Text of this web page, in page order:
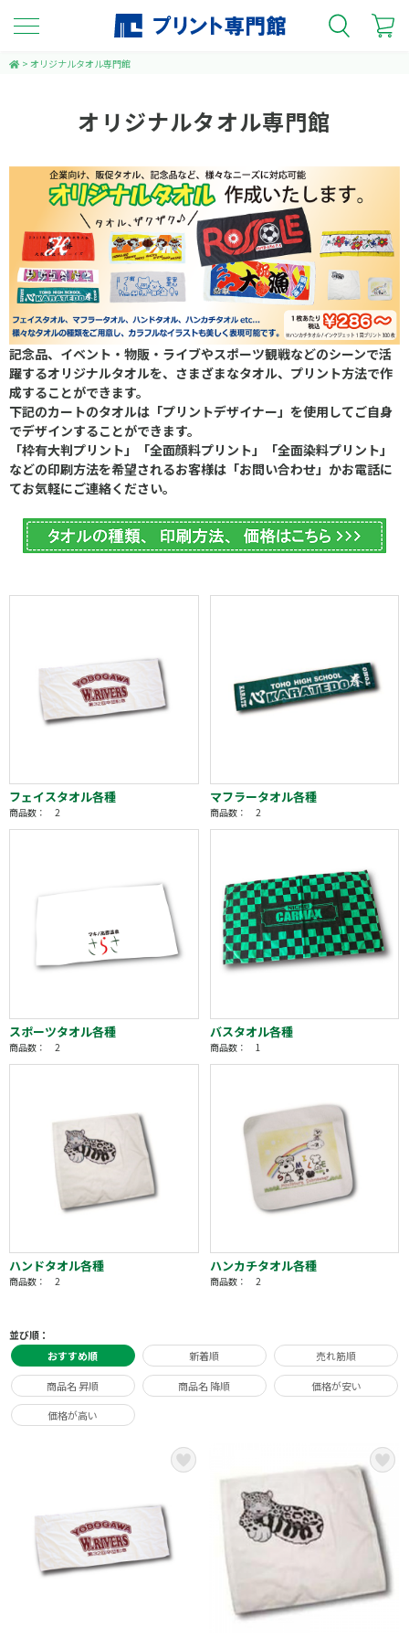
> オリジナルタオル専門館
オリジナルタオル専門館
記念品、イベント・物販・ライブやスポーツ観戦などのシーンで活
躍するオリジナルタオルを、さまざまなタオル、プリント方法で作
成することができます。
下記のカートのタオルは「プリントデザイナー」を使用してご自身
でデザインすることができます。
「枠有大判プリント」「全面顔料プリント」「全面染料プリント」
などの印刷方法を希望されるお客様は「お問い合わせ」かお電話に
てお気軽にご連絡ください。
フェイスタオル各種
商品数： 2
マフラータオル各種
商品数： 2
スポーツタオル各種
商品数： 2
バスタオル各種
商品数： 1
ハンドタオル各種
商品数： 2
ハンカチタオル各種
商品数： 2
並び順：
おすすめ順
新着順 売れ筋順
商品名 昇順 商品名 降順 価格が安い
価格が高い